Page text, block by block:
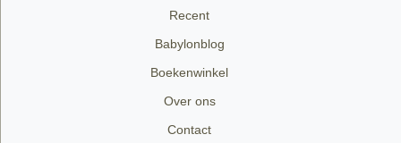
Recent
Babylonblog
Boekenwinkel
Over ons
Contact